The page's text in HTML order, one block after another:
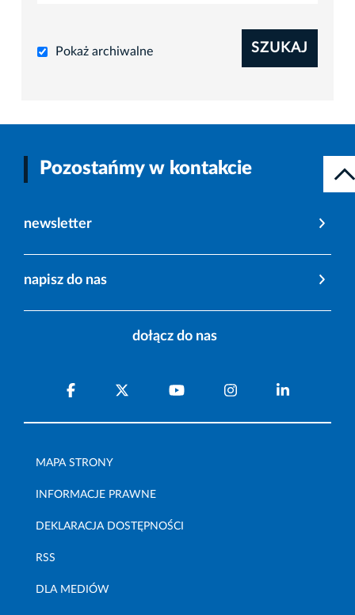
Pokaż archiwalne SZUKAJ
Pozostańmy w kontakcie
newsletter
napisz do nas
dołącz do nas
MAPA STRONY
INFORMACJE PRAWNE
DEKLARACJA DOSTĘPNOŚCI
RSS
DLA MEDIÓW